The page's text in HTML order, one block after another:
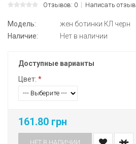
Отзывов: 0 Написать отзыв
Модель:
жен ботинки КЛ черн
Наличие:
Нет в наличии
Доступные варианты
Цвет: *
161.80 грн
НЕТ В НАЛИЧИИ